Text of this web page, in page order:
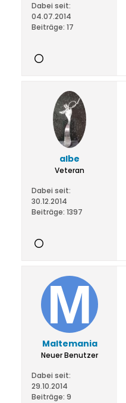
Dabei seit:
04.07.2014
Beiträge: 17
albe
Veteran
Dabei seit:
30.12.2014
Beiträge: 1397
Maltemania
Neuer Benutzer
Dabei seit:
29.10.2014
Beiträge: 9